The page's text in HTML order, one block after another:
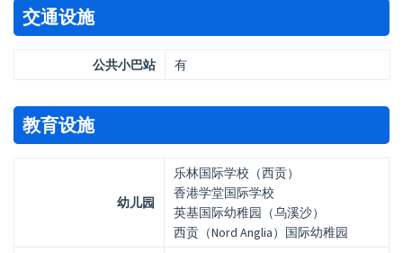
交通设施
公共小巴站 有
教育设施
幼儿园
乐林国际学校（西贡）
香港学堂国际学校
英基国际幼稚园（乌溪沙）
西贡（Nord Anglia）国际幼稚园